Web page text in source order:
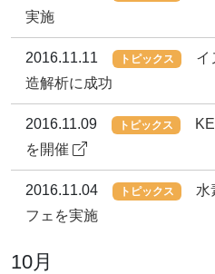
実施
2016.11.11 トピックス
イ
造解析に成功
2016.11.09 トピックス
を開催
2016.11.04 トピックス
水
フェを実施
10月